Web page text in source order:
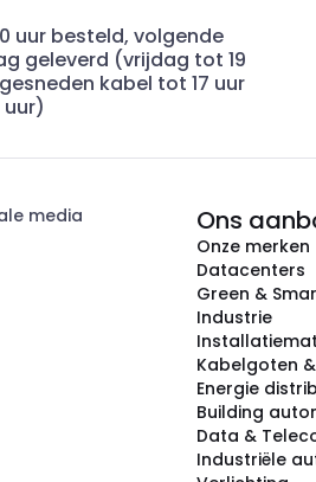
uur besteld, volgende
geleverd (vrijdag tot 19
kabel tot 17 uur
uur)
media Ons
Onze merken
Datacenters
Green &
Industrie
Kabelgoten
Energie
Building
Data &
Industriële